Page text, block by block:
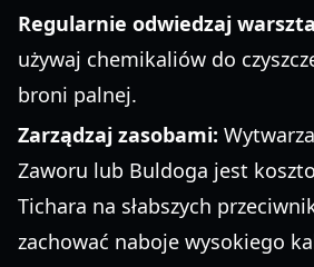
Regularnie odwiedzaj
używaj chemikaliów do
broni palnej.
Zarządzaj zasobami:
Zaworu lub Buldoga jest
Tichara na słabszych
zachować naboje wysokiego